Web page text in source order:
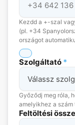
Kezdd a +-szal
(pl. +34
országot
Szolgáltató *
Győződj meg róla,
amelyikhez a szám
Feltöltési